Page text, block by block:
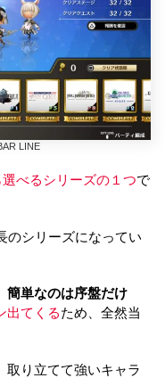
LINE
べるシリーズの１つで
のシリーズになってい
簡単なのは序盤だけ
出てくるため、全然当
取り立てて強いキャラ